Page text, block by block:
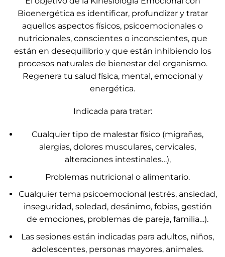
Bioenergética es identificar, profundizar y tratar
aquellos aspectos físicos, psicoemocionales o
nutricionales, conscientes o inconscientes, que
están en desequilibrio y que están inhibiendo los
procesos naturales de bienestar del organismo.
Regenera tu salud física, mental, emocional y
energética.
Indicada para tratar:
Cualquier tipo de malestar físico (migrañas,
alergias, dolores musculares, cervicales,
alteraciones intestinales…),
Problemas nutricional o alimentario.
Cualquier tema psicoemocional (estrés, ansiedad,
inseguridad, soledad, desánimo, fobias, gestión
de emociones, problemas de pareja, familia…).
Las sesiones están indicadas para adultos, niños,
adolescentes, personas mayores, animales.